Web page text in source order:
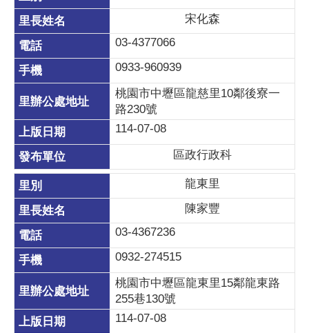
宋化森
03-4377066
0933-960939
桃園市中壢區龍慈里10鄰後寮一
路230號
114-07-08
區政行政科
龍東里
陳家豐
03-4367236
0932-274515
桃園市中壢區龍東里15鄰龍東路
255巷130號
114-07-08